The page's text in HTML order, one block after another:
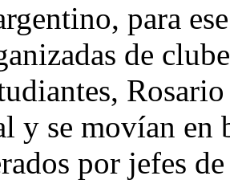
para
de
y se movían en
por jefes